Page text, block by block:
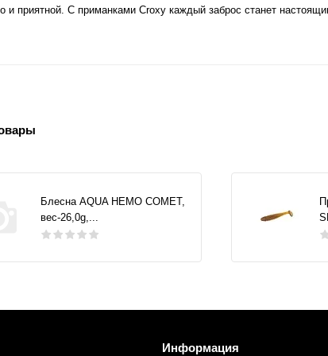
приятной. С приманками Croxy каждый заброс станет
Блесна AQUA НЕМО COMET,
вес-26,0g,...
Информация